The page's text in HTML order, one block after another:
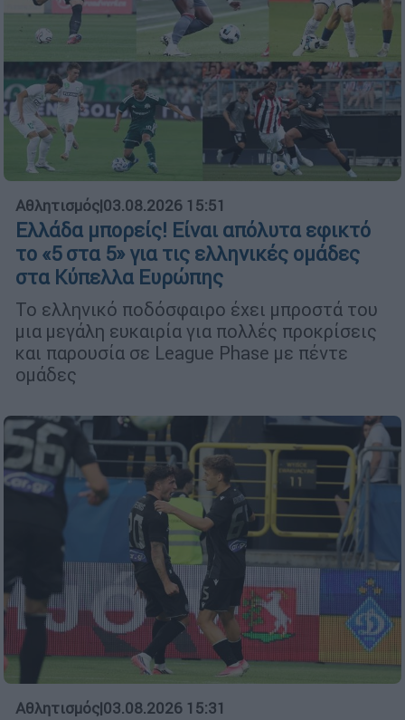
Αθλητισμός|03.08.2026 15:51
Ελλάδα μπορείς! Είναι απόλυτα εφικτό
το «5 στα 5» για τις ελληνικές ομάδες
στα Κύπελλα Ευρώπης
Το ελληνικό ποδόσφαιρο έχει μπροστά του
μια μεγάλη ευκαιρία για πολλές προκρίσεις
και παρουσία σε League Phase με πέντε
ομάδες
Αθλητισμός|03.08.2026 15:31